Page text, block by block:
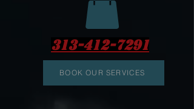
313-412-7291
BOOK OUR SERVICES